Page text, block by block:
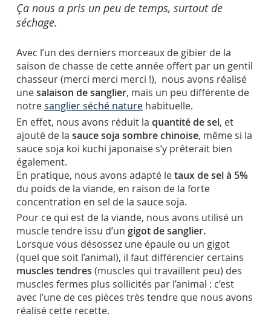
Ça nous a pris un peu de temps, surtout de
séchage.
Avec l’un des derniers morceaux de gibier de la
saison de chasse de cette année offert par un gentil
chasseur (merci merci merci !), nous avons réalisé
unesalaison de sanglier, mais un peu différente de
notresanglier séché naturehabituelle.
En effet, nous avons réduit la quantité de sel, et
ajouté de la sauce soja sombre chinoise, même si la
sauce soja koi kuchi japonaise s’y prêterait bien
également.
En pratique, nous avons adapté letaux de sel à 5%
du poids de la viande, en raison de la forte
concentration en sel de la sauce soja.
Pour ce qui est de la viande, nous avons utilisé un
muscle tendre issu d’un gigot de sanglier.
Lorsque vous désossez une épaule ou un gigot
(quel que soit l’animal), il faut différencier certains
muscles tendres (muscles qui travaillent peu) des
muscles fermes plus sollicités par l’animal : c’est
avec l’une de ces pièces très tendre que nous avons
réalisé cette recette.